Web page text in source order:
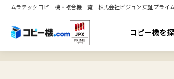
ムラテック コピー機・複合機一覧 株式会社ビジョン 東証プライ
コピー機を